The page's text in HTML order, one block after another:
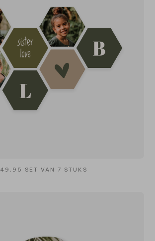
49,95 SET VAN 7 STUKS